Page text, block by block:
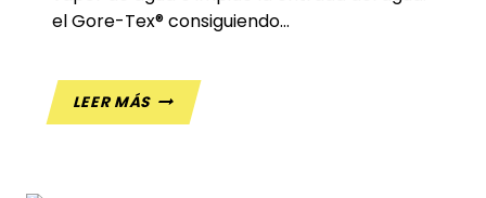
el Gore-Tex® consiguiendo…
LEER MÁSHISTORIA
DEL